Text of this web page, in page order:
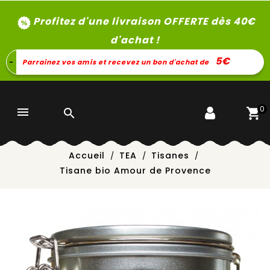
Profitez d'une livraison OFFERTE dès 40€
d'achat !
- Parrainez vos amis et recevez un bon d'achat de 5€
  0
Accueil TEA
Tisanes
Tisane bio Amour de Provence